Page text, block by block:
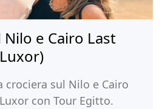
e Cairo Last
crociera sul Nilo e Cairo
con Tour Egitto.